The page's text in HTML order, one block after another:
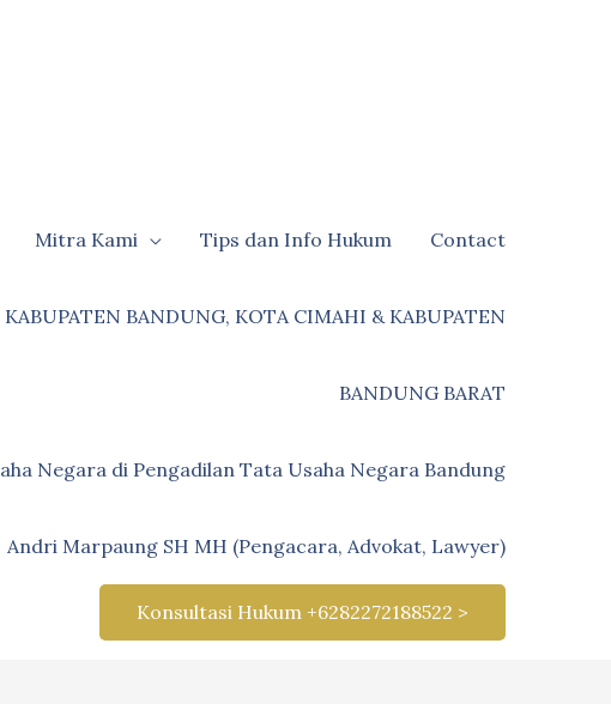
Mitra Kami Tips dan Info Hukum Contact
BANDUNG, KOTA CIMAHI & KABUPATEN
BANDUNG BARAT
Negara di Pengadilan Tata Usaha Negara Bandung
Andri Marpaung SH MH (Pengacara, Advokat, Lawyer)
Konsultasi Hukum +6282272188522 >